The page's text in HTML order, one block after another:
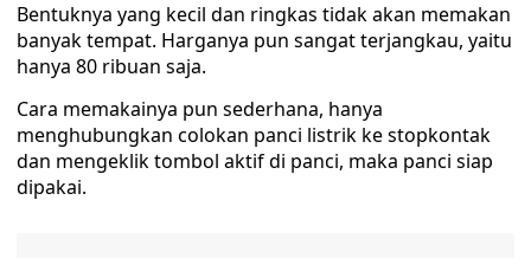
Bentuknya yang kecil dan ringkas tidak akan memakan
banyak tempat. Harganya pun sangat terjangkau, yaitu
hanya 80 ribuan saja.
Cara memakainya pun sederhana, hanya
menghubungkan colokan panci listrik ke stopkontak
dan mengeklik tombol aktif di panci, maka panci siap
dipakai.